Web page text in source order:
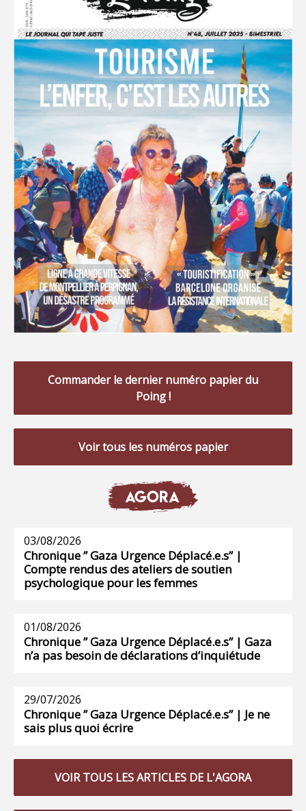
Commander le dernier numéro papier du
Poing !
Voir tous les numéros papier
AGORA
03/08/2026
Chronique ” Gaza Urgence Déplacé.e.s” |
Compte rendus des ateliers de soutien
psychologique pour les femmes
01/08/2026
Chronique ” Gaza Urgence Déplacé.e.s” | Gaza
n’a pas besoin de déclarations d’inquiétude
29/07/2026
Chronique ” Gaza Urgence Déplacé.e.s” | Je ne
sais plus quoi écrire
VOIR TOUS LES ARTICLES DE L'AGORA